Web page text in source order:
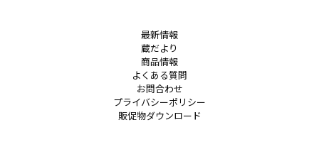
最新情報
蔵だより
商品情報
よくある質問
お問合わせ
プライバシーポリシー
販促物ダウンロード